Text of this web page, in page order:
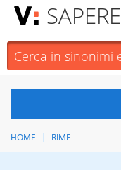
SAPERE
HOME RIME